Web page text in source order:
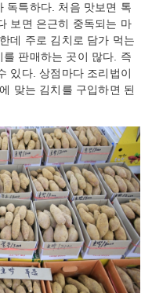
독특하다. 처음 맛보면 톡
보면 은근히 중독되는 마
데 주로 김치로 담가 먹는
판매하는 곳이 많다. 즉
있다. 상점마다 조리법이
맞는 김치를 구입하면 된